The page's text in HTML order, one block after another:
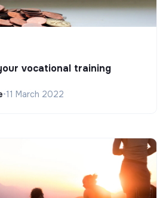
vocational training
•11 March 2022